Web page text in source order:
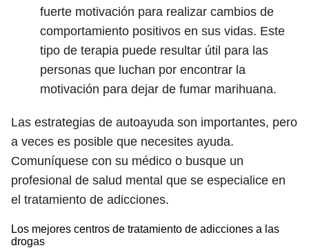
fuerte motivación para realizar cambios de
comportamiento positivos en sus vidas. Este
tipo de terapia puede resultar útil para las
personas que luchan por encontrar la
motivación para dejar de fumar marihuana.
Las estrategias de autoayuda son importantes, pero
a veces es posible que necesites ayuda.
Comuníquese con su médico o busque un
profesional de salud mental que se especialice en
el tratamiento de adicciones.
Los mejores centros de tratamiento de adicciones a las
drogas